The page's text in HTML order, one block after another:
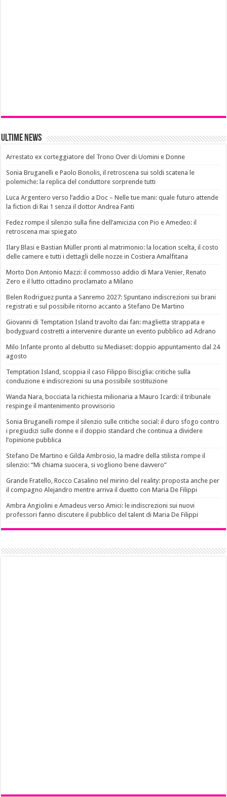
Ultime News
Arrestato ex corteggiatore del Trono Over di Uomini e Donne
Sonia Bruganelli e Paolo Bonolis, il retroscena sui soldi scatena le
polemiche: la replica del conduttore sorprende tutti
Luca Argentero verso l’addio a Doc – Nelle tue mani: quale futuro attende
la fiction di Rai 1 senza il dottor Andrea Fanti
Fedez rompe il silenzio sulla fine dell’amicizia con Pio e Amedeo: il
retroscena mai spiegato
Ilary Blasi e Bastian Müller pronti al matrimonio: la location scelta, il costo
delle camere e tutti i dettagli delle nozze in Costiera Amalfitana
Morto Don Antonio Mazzi: il commosso addio di Mara Venier, Renato
Zero e il lutto cittadino proclamato a Milano
Belen Rodriguez punta a Sanremo 2027: Spuntano indiscrezioni sui brani
registrati e sul possibile ritorno accanto a Stefano De Martino
Giovanni di Temptation Island travolto dai fan: maglietta strappata e
bodyguard costretti a intervenire durante un evento pubblico ad Adrano
Milo Infante pronto al debutto su Mediaset: doppio appuntamento dal 24
agosto
Temptation Island, scoppia il caso Filippo Bisciglia: critiche sulla
conduzione e indiscrezioni su una possibile sostituzione
Wanda Nara, bocciata la richiesta milionaria a Mauro Icardi: il tribunale
respinge il mantenimento provvisorio
Sonia Bruganelli rompe il silenzio sulle critiche social: il duro sfogo contro
i pregiudizi sulle donne e il doppio standard che continua a dividere
l’opinione pubblica
Stefano De Martino e Gilda Ambrosio, la madre della stilista rompe il
silenzio: “Mi chiama suocera, si vogliono bene davvero”
Grande Fratello, Rocco Casalino nel mirino del reality: proposta anche per
il compagno Alejandro mentre arriva il duetto con Maria De Filippi
Ambra Angiolini e Amadeus verso Amici: le indiscrezioni sui nuovi
professori fanno discutere il pubblico del talent di Maria De Filippi